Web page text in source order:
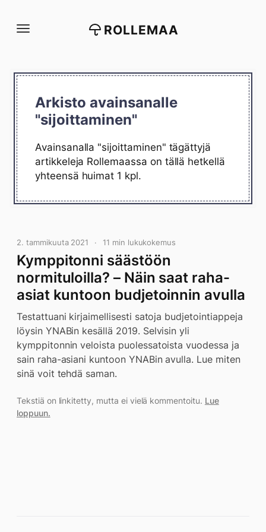
suoraan
ROLLEMAA
Arkisto avainsanalle
"sijoittaminen"
Avainsanalla "sijoittaminen" tägättyjä
artikkeleja Rollemaassa on tällä hetkellä
yhteensä huimat 1 kpl.
2. tammikuuta 2021 11 min lukukokemus
Kymppitonni säästöön
normituloilla? – Näin saat raha-
asiat kuntoon budjetoinnin avulla
Testattuani kirjaimellisesti satoja budjetointiappeja
löysin YNABin kesällä 2019. Selvisin yli
kymppitonnin veloista puolessatoista vuodessa ja
sain raha-asiani kuntoon YNABin avulla. Lue miten
sinä voit tehdä saman.
Tekstiä on linkitetty, mutta ei vielä kommentoitu. Lue
loppuun.